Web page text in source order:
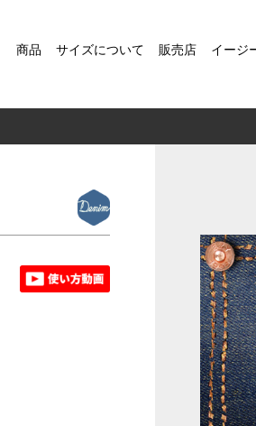
商品 サイズについて 販売店 イージ